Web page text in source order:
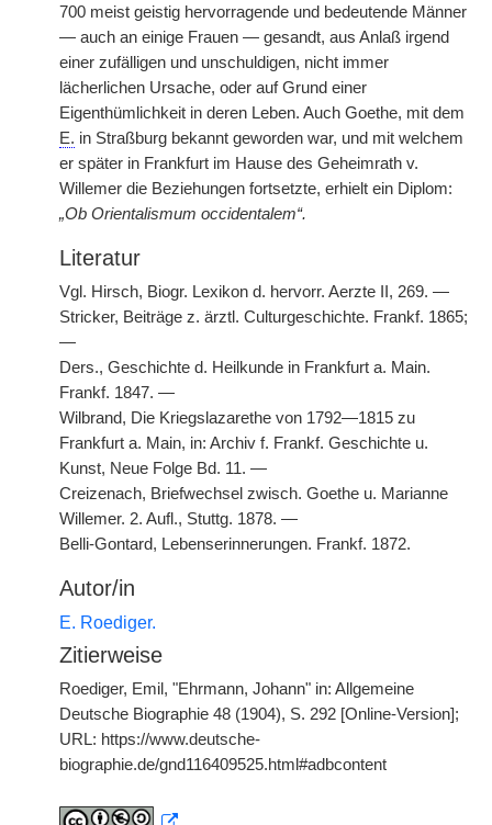
700 meist geistig hervorragende und bedeutende Männer
— auch an einige Frauen — gesandt, aus Anlaß irgend
einer zufälligen und unschuldigen, nicht immer
lächerlichen Ursache, oder auf Grund einer
Eigenthümlichkeit in deren Leben. Auch Goethe, mit dem
E. in Straßburg bekannt geworden war, und mit welchem
er später in Frankfurt im Hause des Geheimrath v.
Willemer die Beziehungen fortsetzte, erhielt ein Diplom:
„Ob Orientalismum occidentalem“.
Literatur
Vgl. Hirsch, Biogr. Lexikon d. hervorr. Aerzte II, 269. —
Stricker, Beiträge z. ärztl. Culturgeschichte. Frankf. 1865;
—
Ders., Geschichte d. Heilkunde in Frankfurt a. Main.
Frankf. 1847. —
Wilbrand, Die Kriegslazarethe von 1792—1815 zu
Frankfurt a. Main, in: Archiv f. Frankf. Geschichte u.
Kunst, Neue Folge Bd. 11. —
Creizenach, Briefwechsel zwisch. Goethe u. Marianne
Willemer. 2. Aufl., Stuttg. 1878. —
Belli-Gontard, Lebenserinnerungen. Frankf. 1872.
Autor/in
E. Roediger.
Zitierweise
Roediger, Emil, "Ehrmann, Johann" in: Allgemeine
Deutsche Biographie 48 (1904), S. 292 [Online-Version];
URL: https://www.deutsche-
biographie.de/gnd116409525.html#adbcontent